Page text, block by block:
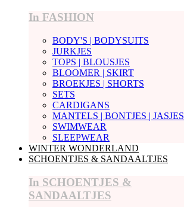
In FASHION
BODY'S | BODYSUITS
JURKJES
TOPS | BLOUSJES
BLOOMER | SKIRT
BROEKJES | SHORTS
SETS
CARDIGANS
MANTELS | BONTJES | JASJES
SWIMWEAR
SLEEPWEAR
WINTER WONDERLAND
SCHOENTJES & SANDAALTJES
In SCHOENTJES &
SANDAALTJES